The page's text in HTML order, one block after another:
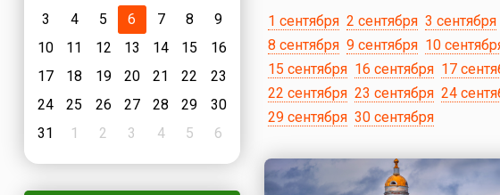
3
4 5 6 7 8
9
10
11 12 13 14 15
16
17
18 19 20 21 22
23
24
25 26 27 28 29
30
31
1 2 3 4 5 6
1 сентября 2 сентября 3 сентября
8 сентября 9 сентября 10
15 сентября 16 сентября 17
22 сентября 23 сентября 24
29 сентября 30 сентября